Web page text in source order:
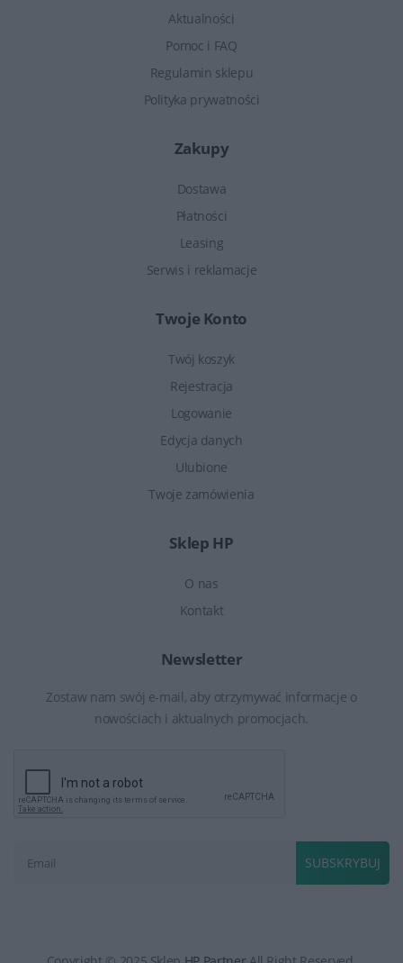
Aktualności
Pomoc i FAQ
Regulamin sklepu
Polityka prywatności
Zakupy
Dostawa
Płatności
Leasing
Serwis i reklamacje
Twoje Konto
Twój koszyk
Rejestracja
Logowanie
Edycja danych
Ulubione
Twoje zamówienia
Sklep HP
O nas
Kontakt
Newsletter
Zostaw nam swój e-mail, aby otrzymywać informacje o
nowościach i aktualnych promocjach.
SUBSKRYBUJ